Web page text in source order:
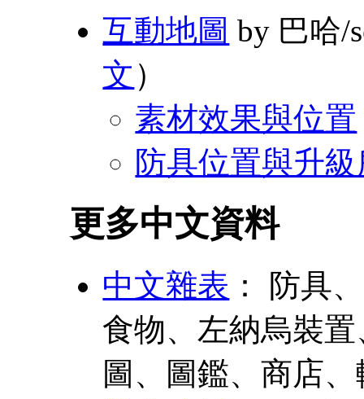
互動地圖 by 巴哈/
文 ）
素材效果與位置
防具位置與升
更多中文資料
中文雜表 ： 防具
食物、左納烏裝
圖、圖鑑、商店